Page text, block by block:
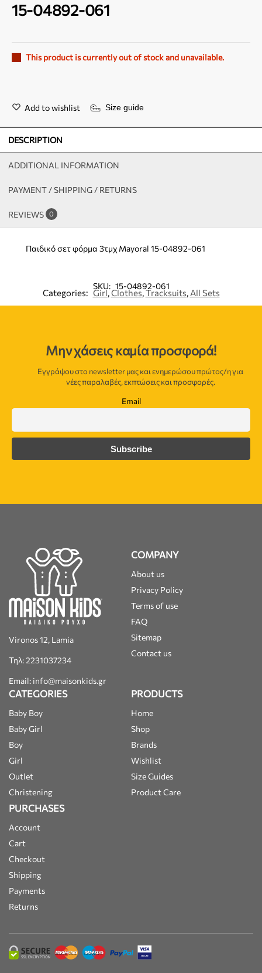
15-04892-061
This product is currently out of stock and unavailable.
Add to wishlist Size guide
DESCRIPTION
ADDITIONAL INFORMATION
PAYMENT / SHIPPING / RETURNS
REVIEWS 0
Παιδικό σετ φόρμα 3τμχ Mayoral 15-04892-061
SKU: 15-04892-061
Categories: Girl,Clothes,Tracksuits, All Sets
Μην χάσεις καμία προσφορά!
Εγγράψου στο newsletter μας και ενημερώσου πρώτος/η για
νέες παραλαβές, εκπτώσεις και προσφορές.
Email
Vironos 12, Lamia
Τηλ: 2231037234
Email: info@maisonkids.gr
COMPANY
About us
Privacy Policy
Terms of use
FAQ
Sitemap
Contact us
CATEGORIES
Baby Boy
Baby Girl
Boy
Girl
Outlet
Christening
PRODUCTS
Home
Shop
Brands
Wishlist
Size Guides
Product Care
PURCHASES
Account
Cart
Checkout
Shipping
Payments
Returns